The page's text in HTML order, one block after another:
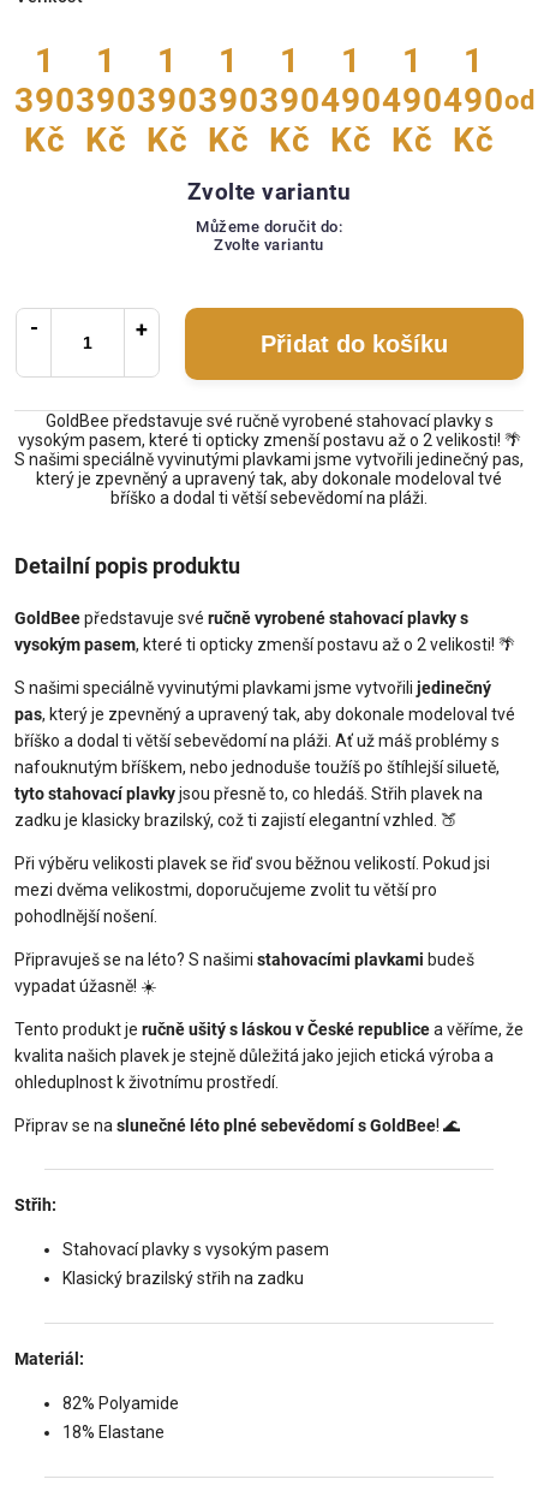
1
390
Kč
1
390
Kč
1
390
Kč
1
390
Kč
1
390
Kč
1
490
Kč
1
490
Kč
1
490
Kč
od
Zvolte variantu
Můžeme doručit do:
Zvolte variantu
Přidat do košíku
GoldBee představuje své ručně vyrobené stahovací plavky s
vysokým pasem, které ti opticky zmenší postavu až o 2 velikosti! 🌴
S našimi speciálně vyvinutými plavkami jsme vytvořili jedinečný pas,
který je zpevněný a upravený tak, aby dokonale modeloval tvé
bříško a dodal ti větší sebevědomí na pláži.
Detailní popis produktu
GoldBeepředstavuje své ručně vyrobené stahovací plavky s
vysokým pasem, které ti opticky zmenší postavu až o 2 velikosti! 🌴
S našimi speciálně vyvinutými plavkami jsme vytvořili jedinečný
pas, který je zpevněný a upravený tak, aby dokonale modeloval tvé
bříško a dodal ti větší sebevědomí na pláži. Ať už máš problémy s
nafouknutým bříškem, nebo jednoduše toužíš po štíhlejší siluetě,
tyto stahovací plavkyjsou přesně to, co hledáš. Střih plavek na
zadku je klasicky brazilský, což ti zajistí elegantní vzhled. 🍑
Při výběru velikosti plavek se řiď svou běžnou velikostí. Pokud jsi
mezi dvěma velikostmi, doporučujeme zvolit tu větší pro
pohodlnější nošení.
Připravuješ se na léto? S našimi stahovacími plavkami budeš
vypadat úžasně! ☀️
Tento produkt je ručně ušitý s láskou v České republicea věříme, že
kvalita našich plavek je stejně důležitá jako jejich etická výroba a
ohleduplnost k životnímu prostředí.
Připrav se na slunečné léto plné sebevědomí s GoldBee! 🌊
Střih:
Stahovací plavky s vysokým pasem
Klasický brazilský střih na zadku
Materiál:
82% Polyamide
18% Elastane